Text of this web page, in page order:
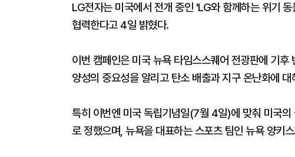
LG전자는 미국에서 전개 중인 'LG와 함께하는 위기
협력한다고 4일 밝혔다.
이번 캠페인은 미국 뉴욕 타임스스퀘어 전광판에 기
양성의 중요성을 알리고 탄소 배출과 지구 온난화에
특히 이번엔 미국 독립기념일(7월 4일)에 맞춰 미국
로 정했으며, 뉴욕을 대표하는 스포츠 팀인 뉴욕 양키